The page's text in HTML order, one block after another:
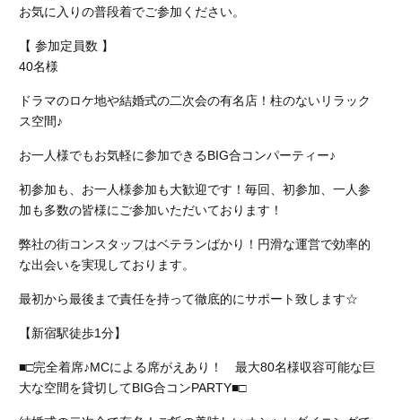
お気に入りの普段着でご参加ください。
【 参加定員数 】
40名様
ドラマのロケ地や結婚式の二次会の有名店！柱のないリラック
ス空間♪
お一人様でもお気軽に参加できるBIG合コンパーティー♪
初参加も、お一人様参加も大歓迎です！毎回、初参加、一人参
加も多数の皆様にご参加いただいております！
弊社の街コンスタッフはベテランばかり！円滑な運営で効率的
な出会いを実現しております。
最初から最後まで責任を持って徹底的にサポート致します☆
【新宿駅徒歩1分】
■□完全着席♪MCによる席がえあり！ 最大80名様収容可能な巨
大な空間を貸切してBIG合コンPARTY■□